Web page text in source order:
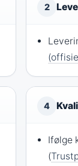
2
4
Ifølge
(